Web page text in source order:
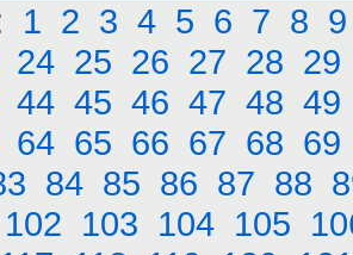
1 2 3 4 5 6 7 8 9
24 25 26 27 28 29
44 45 46 47 48 49
64 65 66 67 68 69
84 85 86 87 88
102 103 104 105